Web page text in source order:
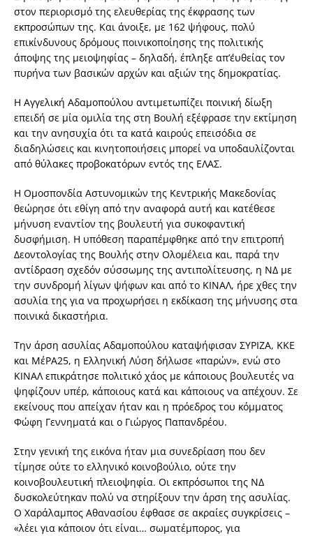
στον περιορισμό της ελευθερίας της έκφρασης των
εκπροσώπων της. Και άνοιξε, με 162 ψήφους, πολύ
επικίνδυνους δρόμους ποινικοποίησης της πολιτικής
άποψης της μειοψηφίας – δηλαδή, έπληξε απ’΄ευθείας τον
πυρήνα των βασικών αρχών και αξιών της δημοκρατίας.
Η Αγγελική Αδαμοπούλου αντιμετωπίζει ποινική δίωξη
επειδή σε μία ομιλία της στη Βουλή εξέφρασε την εκτίμηση
και την ανησυχία ότι τα κατά καιρούς επεισόδια σε
διαδηλώσεις και κινητοποιήσεις μπορεί να υποδαυλίζονται
από θύλακες προβοκατόρων εντός της ΕΛΑΣ.
Η Ομοσπονδία Αστυνομικών της Κεντρικής Μακεδονίας
θεώρησε ότι εθίγη από την αναφορά αυτή και κατέθεσε
μήνυση εναντίον της βουλευτή για συκοφαντική
δυσφήμιση. Η υπόθεση παραπέμφθηκε από την επιτροπή
Δεοντολογίας της Βουλής στην Ολομέλεια και, παρά την
αντίδραση σχεδόν σύσσωμης της αντιπολίτευσης, η ΝΔ με
την συνδρομή λίγων ψήφων και από το ΚΙΝΑΛ, ήρε χθες την
ασυλία της για να προχωρήσει η εκδίκαση της μήνυσης στα
ποινικά δικαστήρια.
Την άρση ασυλίας Αδαμοπούλου καταψήφισαν ΣΥΡΙΖΑ, ΚΚΕ
και ΜέΡΑ25, η Ελληνική Λύση δήλωσε «παρών», ενώ στο
ΚΙΝΑΛ επικράτησε πολιτικό χάος με κάποιους βουλευτές να
ψηφίζουν υπέρ, κάποιους κατά και κάποιους να απέχουν. Σε
εκείνους που απείχαν ήταν και η πρόεδρος του κόμματος
Φώφη Γεννηματά και ο Γιώργος Παπανδρέου.
Στην γενική της εικόνα ήταν μια συνεδρίαση που δεν
τίμησε ούτε το ελληνικό κοινοβούλιο, ούτε την
κοινοβουλευτική πλειοψηφία. Οι εκπρόσωποι της ΝΔ
δυσκολεύτηκαν πολύ να στηρίξουν την άρση της ασυλίας.
Ο Χαράλαμπος Αθανασίου έφθασε σε ακραίες συγκρίσεις –
«λέει για κάποιον ότι είναι… σωματέμπορος, για